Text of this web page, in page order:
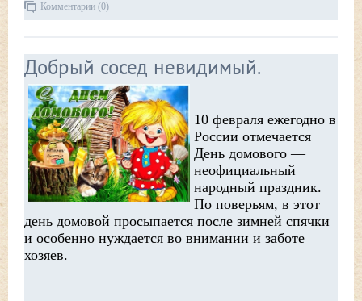
Комментарии (0)
Добрый сосед невидимый.
10 февраля ежегодно в
России отмечается
День домового —
неофициальный
народный праздник.
По поверьям, в этот
день домовой просыпается после зимней спячки
и особенно нуждается во внимании и заботе
хозяев.